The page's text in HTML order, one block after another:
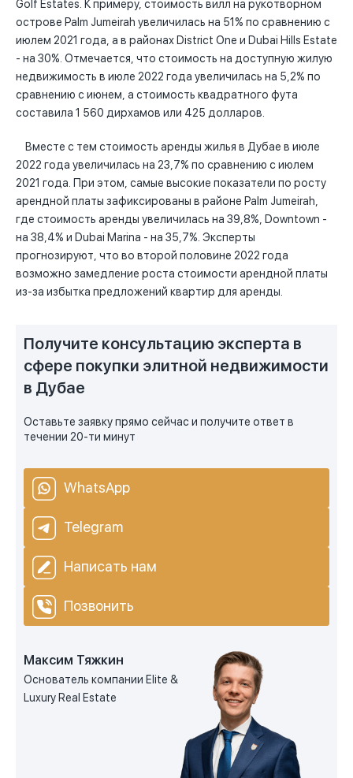
Golf Estates. К примеру, стоимость вилл на рукотворном
острове Palm Jumeirah увеличилась на 51% по сравнению с
июлем 2021 года, а в районах District One и Dubai Hills Estate
- на 30%. Отмечается, что стоимость на доступную жилую
недвижимость в июле 2022 года увеличилась на 5,2% по
сравнению с июнем, а стоимость квадратного фута
составила 1 560 дирхамов или 425 долларов.
Вместе с тем стоимость аренды жилья в Дубае в июле
2022 года увеличилась на 23,7% по сравнению с июлем
2021 года. При этом, самые высокие показатели по росту
арендной платы зафиксированы в районе Palm Jumeirah,
где стоимость аренды увеличилась на 39,8%, Downtown -
на 38,4% и Dubai Marina - на 35,7%. Эксперты
прогнозируют, что во второй половине 2022 года
возможно замедление роста стоимости арендной платы
из-за избытка предложений квартир для аренды.
Получите консультацию эксперта в
сфере покупки элитной недвижимости
в Дубае
Оставьте заявку прямо сейчас и получите ответ в
течении 20-ти минут
WhatsApp
Telegram
Написать нам
Позвонить
Максим Тяжкин
Основатель компании Elite &
Luxury Real Estate